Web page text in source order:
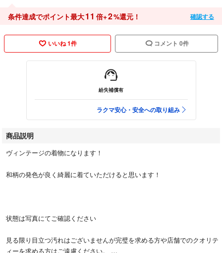
条件達成でポイント最大11 倍+2%還元！ 確認する
いいね 1件 コメント 0件
紛失補償有
ラクマ安心・安全への取り組み
商品説明
ヴィンテージの着物になります！
和柄の発色が良く綺麗に着ていただけると思います！
状態は写真にてご確認ください
見る限り目立つ汚れはございませんが完璧を求める方や店舗でのクオリテ
ィーを求める方はご遠慮ください。